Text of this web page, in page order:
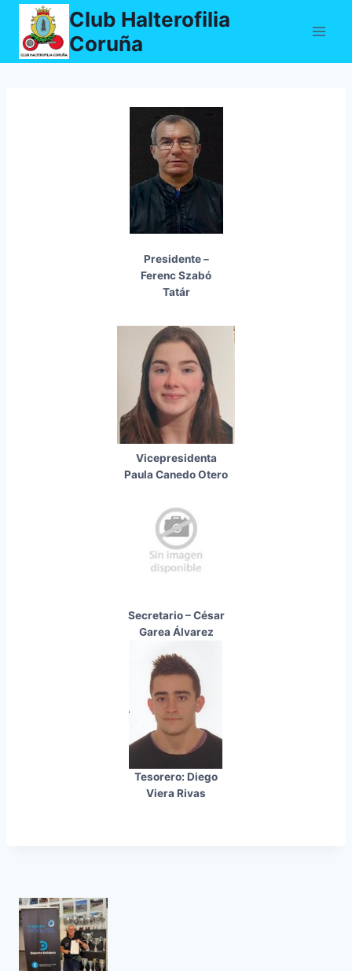
Saltar
contenido
Club Halterofilia
Coruña
Presidente –
Ferenc Szabó
Tatár
Vicepresidenta
Paula Canedo Otero
Secretario – César
Garea Álvarez
Tesorero: Diego
Viera Rivas